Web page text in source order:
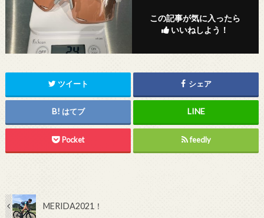
この記事が気に入ったら
いいねしよう！
ツイート シェア
はてブ
Pocket feedly
MERIDA2021！